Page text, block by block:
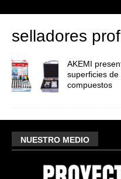
selladores
AKEMI
superficies
compuestos
NUESTRO MEDIO